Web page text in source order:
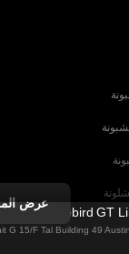
عرض
Firebird GT
G 15/F Tal Building 49